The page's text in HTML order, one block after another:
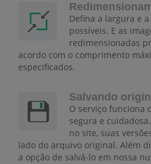
Defina a largura e
possíveis. E as
redimensionadas
acordo com o comprimento
especificados.
Salvando
O serviço funciona
segura e
no site, suas
lado do arquivo original. Além
a opção de salvá-lo em nossa